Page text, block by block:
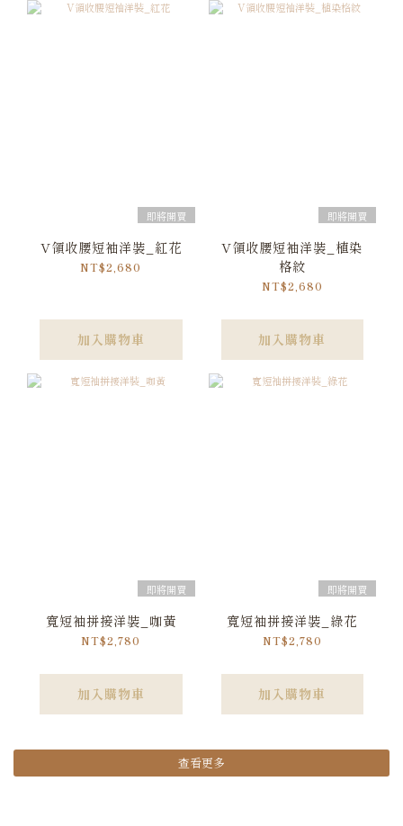
即將開賣
V領收腰短袖洋裝_紅花
NT$2,680
加入購物車
即將開賣
V領收腰短袖洋裝_植染
格紋
NT$2,680
加入購物車
即將開賣
寬短袖拼接洋裝_咖黃
NT$2,780
加入購物車
即將開賣
寬短袖拼接洋裝_綠花
NT$2,780
加入購物車
查看更多